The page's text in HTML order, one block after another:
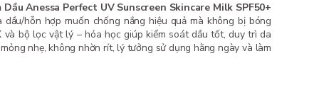
Anessa Perfect UV Sunscreen Skincare Milk SPF50+
hỗn hợp muốn chống nắng hiệu quả mà không bị bóng
và bộ lọc vật lý – hóa học giúp kiểm soát dầu tốt, duy trì da
nhẹ, không nhờn rít, lý tưởng sử dụng hằng ngày và làm